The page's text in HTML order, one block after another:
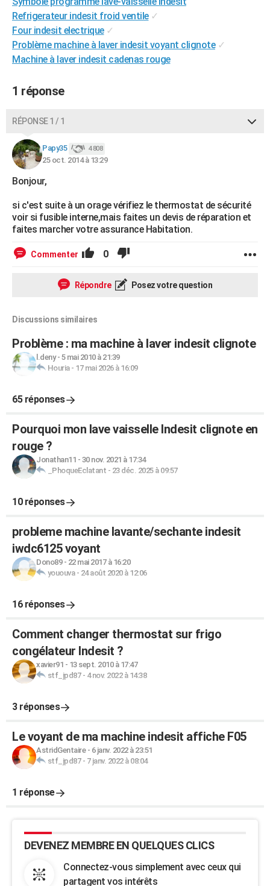
Destinations
City break
Voyage nature
Voyage de noces
Forum
Climat
+PHOTO
GUIDES D'ACHAT
BONS PLANS
CARTE DE VOEUX
COPAINS D'AVANT
S'inscrire
Se connecter
Lycées
Collèges
Primaires
Universités
Entreprises
Service militaire
Avis de recherche
AVIS DE DÉCÈS
FORUM
Bricolage
Lifestyle
Culture
Sport
Auto
Television
Voyage
Cinema
Refrigerateur indesit froid ventile ✓
Four indesit electrique ✓
Problème machine à laver indesit voyant clignote ✓
Machine à laver indesit cadenas rouge
1 réponse
RÉPONSE 1 / 1
Papy35 4 808
25 oct. 2014 à 13:29
Bonjour,
si c'est suite à un orage vérifiez le thermostat de sécurité
voir si fusible interne,mais faites un devis de réparation et
faites marcher votre assurance Habitation.
Commenter 0
Répondre Posez votre question
Discussions similaires
Problème : ma machine à laver indesit clignote
l.deny- 5 mai 2010 à 21:39
Houria- 17 mai 2026 à 16:09
65 réponses
Pourquoi mon lave vaisselle Indesit clignote en
rouge ?
Jonathan11 - 30 nov. 2021 à 17:34
_PhoqueEclatant - 23 déc. 2025 à 09:57
10 réponses
probleme machine lavante/sechante indesit
iwdc6125 voyant
Dono89- 22 mai 2017 à 16:20
yououva- 24 août 2020 à 12:06
16 réponses
Comment changer thermostat sur frigo
congélateur Indesit ?
xavier91 - 13 sept. 2010 à 17:47
stf_jpd87- 4 nov. 2022 à 14:38
3 réponses
Le voyant de ma machine indesit affiche F05
AstridGentaire- 6 janv. 2022 à 23:51
stf_jpd87- 7 janv. 2022 à 08:04
1 réponse
DEVENEZ MEMBRE EN QUELQUES CLICS
Connectez-vous simplement avec ceux qui
partagent vos intérêts